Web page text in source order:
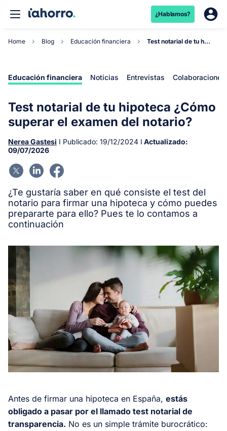
¿Hablamos?
Home Blog Educación financiera Test notarial de tu hipoteca ¿Cómo superar el ex...
Educación financiera Noticias Entrevistas Colaboraciones
Test notarial de tu hipoteca ¿Cómo
superar el examen del notario?
Nerea Gastesi I Publicado: 19/12/2024 I Actualizado:
09/07/2026
¿Te gustaría saber en qué consiste el test del
notario para firmar una hipoteca y cómo puedes
prepararte para ello? Pues te lo contamos a
continuación
Antes de firmar una hipoteca en España, estás
obligado a pasar por el llamado test notarial de
transparencia. No es un simple trámite burocrático: